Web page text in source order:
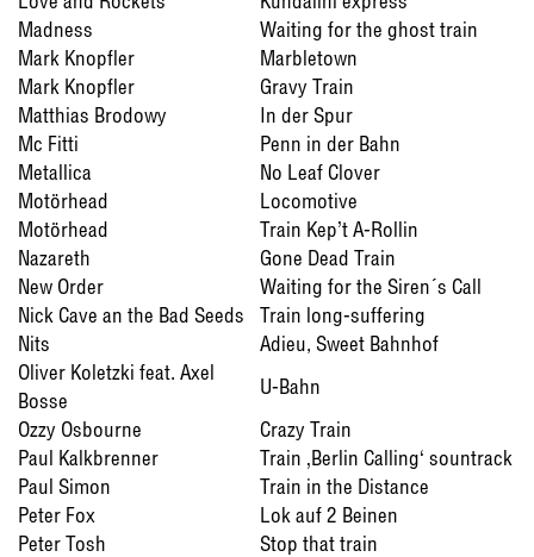
Madness
Waiting for the ghost train
Mark Knopfler
Marbletown
Mark Knopfler
Gravy Train
Matthias Brodowy
In der Spur
Mc Fitti
Penn in der Bahn
Metallica
No Leaf Clover
Motörhead
Locomotive
Motörhead
Train Kep’t A-Rollin
Nazareth
Gone Dead Train
New Order
Waiting for the Siren´s Call
Nick Cave an the Bad Seeds
Train long-suffering
Nits
Adieu, Sweet Bahnhof
Oliver Koletzki feat. Axel
Bosse
U-Bahn
Ozzy Osbourne
Crazy Train
Paul Kalkbrenner
Train ‚Berlin Calling‘ sountrack
Paul Simon
Train in the Distance
Peter Fox
Lok auf 2 Beinen
Peter Tosh
Stop that train